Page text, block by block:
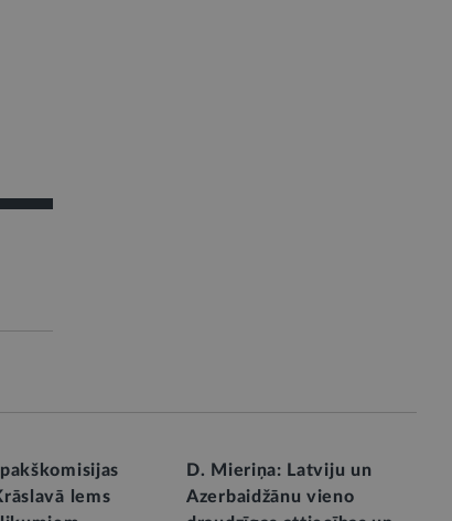
lems
D. Mieriņa: Latviju un
Azerbaidžānu vieno